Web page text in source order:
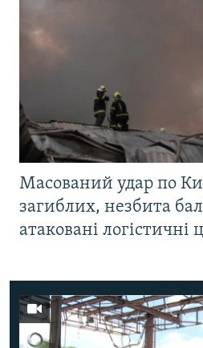
Масований удар по
загиблих, незбита
атаковані логістичні